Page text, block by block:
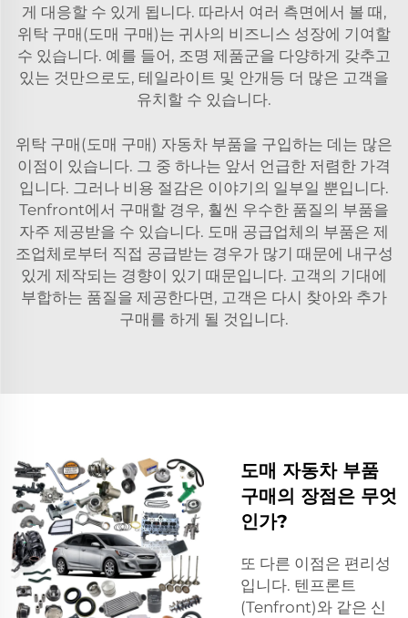
게 대응할 수 있게 됩니다. 따라서 여러 측면에서 볼 때,
위탁 구매(도매 구매)는 귀사의 비즈니스 성장에 기여할
수 있습니다. 예를 들어, 조명 제품군을 다양하게 갖추고
있는 것만으로도, 테일라이트 및 안개등 더 많은 고객을
유치할 수 있습니다.
위탁 구매(도매 구매) 자동차 부품을 구입하는 데는 많은
이점이 있습니다. 그 중 하나는 앞서 언급한 저렴한 가격
입니다. 그러나 비용 절감은 이야기의 일부일 뿐입니다.
Tenfront에서 구매할 경우, 훨씬 우수한 품질의 부품을
자주 제공받을 수 있습니다. 도매 공급업체의 부품은 제
조업체로부터 직접 공급받는 경우가 많기 때문에 내구성
있게 제작되는 경향이 있기 때문입니다. 고객의 기대에
부합하는 품질을 제공한다면, 고객은 다시 찾아와 추가
구매를 하게 될 것입니다.
도매 자동차 부품
구매의 장점은 무엇
인가?
또 다른 이점은 편리성
입니다. 텐프론트
(Tenfront)와 같은 신